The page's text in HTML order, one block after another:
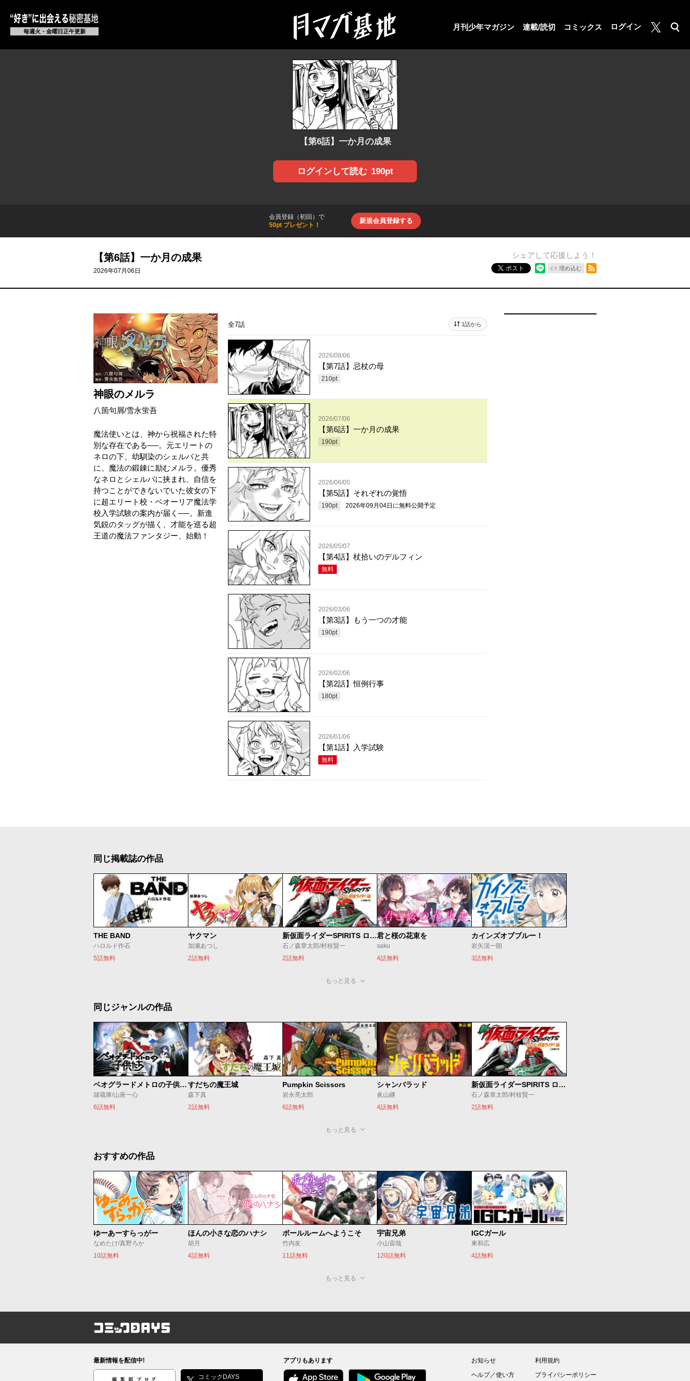
毎週火・金曜日正午更新
月刊少年マガジン 連載/読切 コミックス ログイン
月マガ基地
検索
【第6話】一か月の成果
ログインして読む 190pt
会員登録（初回）で
50pt プレゼント！
新規会員登録する
【第6話】一か月の成果
2026年07月06日
シェアして応援しよう！
ポスト 埋め込む
神眼のメルラ
八箇句屑/雪永蛍吾
魔法使いとは、神から祝福された特
別な存在である──。元エリートの
ネロの下、幼馴染のシェルバと共
に、魔法の鍛錬に励むメルラ。優秀
なネロとシェルバに挟まれ、自信を
持つことができないでいた彼女の下
に超エリート校・ベオーリア魔法学
校入学試験の案内が届く──。新進
気鋭のタッグが描く、才能を巡る超
王道の魔法ファンタジー、始動！
全7話 1話から
2026/08/06
【第7話】忌杖の母
210pt
2026/07/06
【第6話】一か月の成果
190pt
2026/06/05
【第5話】それぞれの覚悟
190pt 2026年09月04日 に無料公開予定
2026/05/07
【第4話】杖拾いのデルフィン
無料
2026/03/06
【第3話】もう一つの才能
190pt
2026/02/06
【第2話】恒例行事
180pt
2026/01/06
【第1話】入学試験
無料
同じ掲載誌の作品
THE BAND
ハロルド作石
5話無料
ヤクマン
加瀬あつし
2話無料
新仮面ライダーSPIRITS ロンリー仮面ライダー編
石ノ森章太郎/村枝賢一
2話無料
君と桜の花束を
saku
4話無料
カインズオブブルー！
岩矢滉一朗
3話無料
もっと見る
同じジャンルの作品
ベオグラードメトロの子供たち
隷蔵庫/山座一心
6話無料
すだちの魔王城
森下真
2話無料
Pumpkin Scissors
岩永亮太郎
6話無料
シャンバラッド
眞山継
4話無料
新仮面ライダーSPIRITS ロンリー仮面ライダー編
石ノ森章太郎/村枝賢一
2話無料
もっと見る
おすすめの作品
ゆーあーすらっがー
なめたけ/真野ろか
10話無料
ほんの小さな恋のハナシ
胡月
4話無料
ボールルームへようこそ
竹内友
11話無料
宇宙兄弟
小山宙哉
120話無料
IGCガール
東和広
4話無料
もっと見る
コミックDAYS
最新情報を配信中!
編集部ブログ コミックDAYS
アプリもあります
お知らせ
ヘルプ／使い方
利用規約
プライバシーポリシー